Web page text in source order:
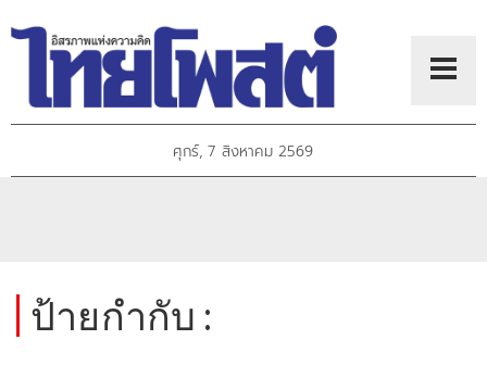
ศุกร์, 7 สิงหาคม 2569
ป้ายกำกับ :